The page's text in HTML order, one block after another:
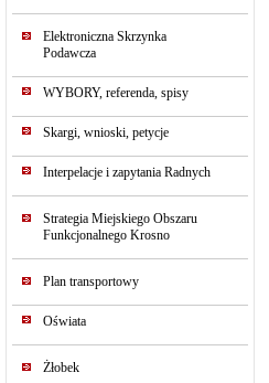
Elektroniczna Skrzynka
Podawcza
WYBORY, referenda, spisy
Skargi, wnioski, petycje
Interpelacje i zapytania Radnych
Strategia Miejskiego Obszaru
Funkcjonalnego Krosno
Plan transportowy
Oświata
Żłobek